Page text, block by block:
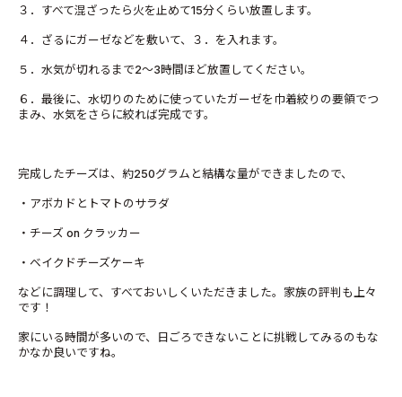
３．すべて混ざったら火を止めて15分くらい放置します。
４．ざるにガーゼなどを敷いて、３．を入れます。
５．水気が切れるまで2～3時間ほど放置してください。
６．最後に、水切りのために使っていたガーゼを巾着絞りの要領でつ
まみ、水気をさらに絞れば完成です。
完成したチーズは、約250グラムと結構な量ができましたので、
・アボカドとトマトのサラダ
・チーズ on クラッカー
・ベイクドチーズケーキ
などに調理して、すべておいしくいただきました。家族の評判も上々
です！
家にいる時間が多いので、日ごろできないことに挑戦してみるのもな
かなか良いですね。